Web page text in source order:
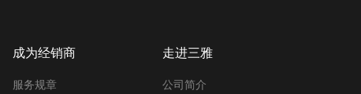
成为经销商
服务规章
走进三雅
公司简介